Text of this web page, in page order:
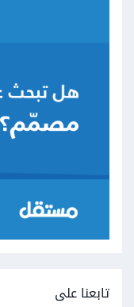
تابعنا على